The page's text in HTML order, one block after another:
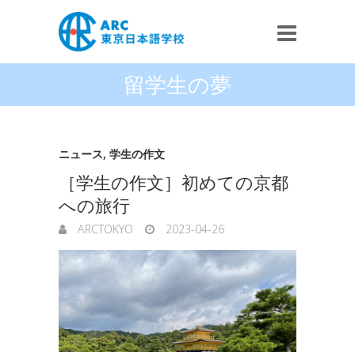
留学生の夢
ニュース, 学生の作文
［学生の作文］初めての京都
への旅行
ARCTOKYO 2023-04-26